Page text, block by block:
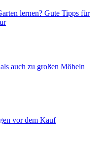
lernen? Gute Tipps für
auch zu großen Möbeln
vor dem Kauf